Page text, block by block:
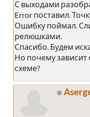
С выходами
Error поставил.
Ошибку поймал.
релюшками.
Спасибо. Будем
Но почему зависит
схеме?